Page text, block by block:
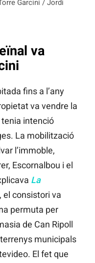
Garcini / Jordi
va
fins a l’any
va vendre la
intenció
La mobilització
l’immoble,
Escornalbou i el
La
el consistori va
permuta per
de Can Ripoll
municipals
El fet que